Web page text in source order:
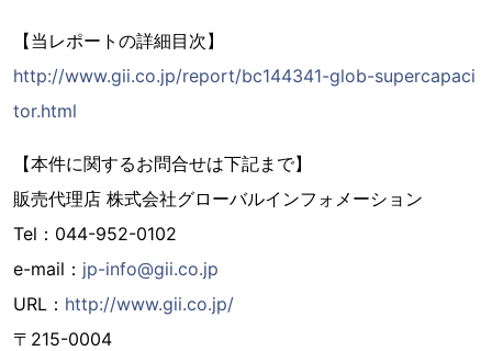
【当レポートの詳細目次】
http://www.gii.co.jp/report/bc144341-glob-supercapaci
tor.html
【本件に関するお問合せは下記まで】
販売代理店 株式会社グローバルインフォメーション
Tel：044-952-0102
e-mail： jp-info@gii.co.jp
URL： http://www.gii.co.jp/
〒215-0004